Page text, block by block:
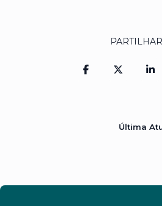
PARTILHAR
Última